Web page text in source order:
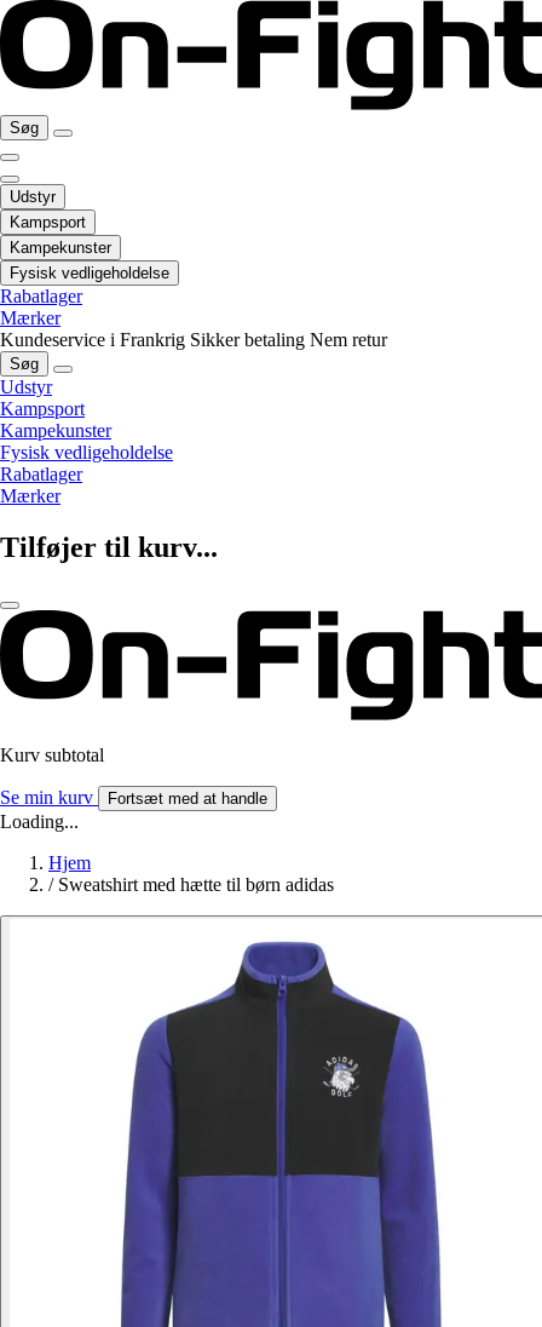
Søg
Udstyr
Kampsport
Kampekunster
Fysisk vedligeholdelse
Rabatlager
Mærker
Kundeservice i Frankrig Sikker betaling Nem retur
Søg
Udstyr
Kampsport
Kampekunster
Fysisk vedligeholdelse
Rabatlager
Mærker
Tilføjer til kurv...
Kurv subtotal
Se min kurv Fortsæt med at handle
Loading...
Hjem
/ Sweatshirt med hætte til børn adidas